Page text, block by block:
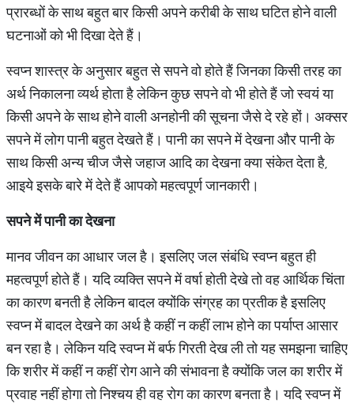
प्रारब्धाें के साथ बहुत बार किसी अपने करीबी के साथ घटित होने वाली
घटनाओं को भी दिखा देते हैं।
स्वप्न शास्त्र के अनुसार बहुत से सपने वो होते हैं जिनका किसी तरह का
अर्थ निकालना व्यर्थ होता है लेकिन कुछ सपने वो भी होते हैं जो स्वयं या
किसी अपने के साथ होने वाली अनहोनी की सूचना जैसे दे रहे हों। अक्सर
सपने में लोग पानी बहुत देखते हैं। पानी का सपने में देखना और पानी के
साथ किसी अन्य चीज जैसे जहाज आदि का देखना क्या संकेत देता है,
आइये इसके बारे में देते हैं आपको महत्वपूर्ण जानकारी।
सपने में पानी का देखना
मानव जीवन का आधार जल है। इसलिए जल संबंधि स्वप्न बहुत ही
महत्वपूर्ण होते हैं। यदि व्यक्ति सपने में वर्षा होती देखे तो वह आर्थिक चिंता
का कारण बनती है लेकिन बादल क्योंकि संग्रह का प्रतीक है इसलिए
स्वप्न में बादल देखने का अर्थ है कहीं न कहीं लाभ होने का पर्याप्त आसार
बन रहा है। लेकिन यदि स्वप्न में बर्फ गिरती देख ली तो यह समझना चाहिए
कि शरीर में कहीं न कहीं रोग आने की संभावना है क्योंकि जल का शरीर में
प्रवाह नहीं होगा तो निश्चय ही वह रोग का कारण बनता है। यदि स्वप्न में